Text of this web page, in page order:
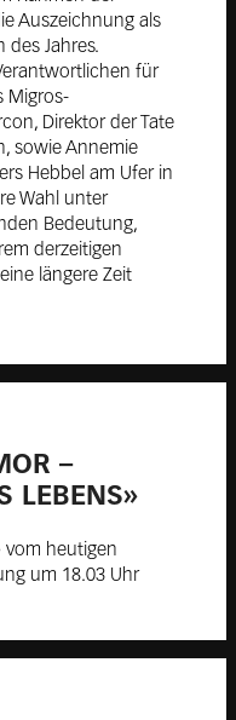
Auszeichnung als
des Jahres.
für
Migros-
Direktor der Tate
sowie Annemie
Hebbel am Ufer in
Wahl unter
Bedeutung,
derzeitigen
längere Zeit
–
LE­BENS»
vom heutigen
um 18.03 Uhr